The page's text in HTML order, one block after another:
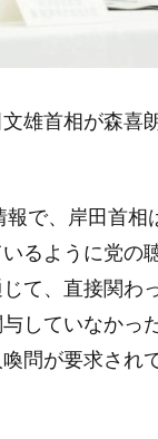
雄首相が森喜
で、岸田首
るように党の
て、直接関わ
していなかっ
問が要求され